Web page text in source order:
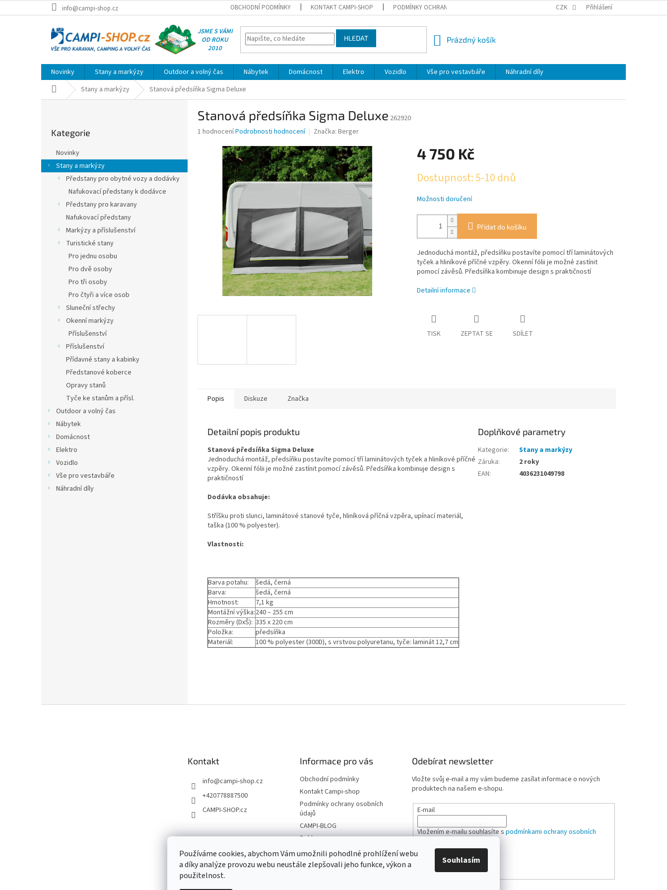
Používáme cookies, abychom Vám umožnili pohodlné prohlížení webu
a díky analýze provozu webu neustále zlepšovali jeho funkce, výkon a
použitelnost.
Souhlasím
na
info@campi-shop.cz OBCHODNÍ PODMÍNKY KONTAKT CAMPI-SHOP PODMÍNKY OCHRANY OSOBNÍCH ÚDAJŮ REKLAMACE
CZK Přihlášení
JSME S VÁMI
OD ROKU
2010
HLEDAT
NÁKUPNÍ
Prázdný košík
Novinky Stany a markýzy Outdoor a volný čas Nábytek Domácnost Elektro Vozidlo Vše pro vestavbáře
Náhradní díly
Domů Stany a markýzy Stanová předsíňka Sigma Deluxe
a
n
kategorie
Kategorie
Novinky
Stany a markýzy
Předstany pro obytné vozy a dodávky
Nafukovací předstany k dodávce
Předstany pro karavany
Nafukovací předstany
Markýzy a příslušenství
Turistické stany
Pro jednu osobu
Pro dvě osoby
Pro tři osoby
Pro čtyři a více osob
Sluneční střechy
Okenní markýzy
Příslušenství
Příslušenství
Přídavné stany a kabinky
Předstanové koberce
Opravy stanů
Tyče ke stanům a přísl.
Outdoor a volný čas
Nábytek
Domácnost
Elektro
Vozidlo
Vše pro vestavbáře
Náhradní díly
Stanová předsíňka Sigma Deluxe 262920
Průměrné
produktu
hvězdiček.
1 hodnoceníPodrobnosti hodnocení Značka: Berger
4 750 Kč
cena:
Dostupnost: 5-10 dnů
Možnosti doručení
Přidat do košíku
Jednoduchá montáž, předsíňku postavíte pomocí tří laminátových
tyček a hliníkové příčné vzpěry. Okenní fólii je možné zastínit
pomocí závěsů. Předsíňka kombinuje design s praktičností
Detailní informace
TISK ZEPTAT SE SDÍLET
Popis Diskuze Značka
Detailní popis produktu
Stanová předsíňka Sigma Deluxe
Jednoduchá montáž, předsíňku postavíte pomocí tří laminátových tyček a hliníkové příčné
vzpěry. Okenní fólii je možné zastínit pomocí závěsů. Předsíňka kombinuje design s
praktičností
Dodávka obsahuje:
Stříšku proti slunci, laminátové stanové tyče, hliníková příčná vzpěra, upínací materiál,
taška (100 % polyester).
Vlastnosti:
Barva potahu:
šedá, černá
Barva:
šedá, černá
Hmotnost:
7,1 kg
Montážní výška:240 – 255 cm
Rozměry (DxŠ): 335 x 220 cm
Položka:
předsíňka
Materiál:
100 % polyester (300D), s vrstvou polyuretanu, tyče: laminát 12,7 cm
Doplňkové parametry
Kategorie:
Stany a markýzy
Záruka:
2 roky
EAN: 4036231049798
Kontakt
info@campi-shop.cz
+420778887500
CAMPI-SHOP.cz
Informace pro vás
Obchodní podmínky
Kontakt Campi-shop
Podmínky ochrany osobních
údajů
CAMPI-BLOG
Reklamace
Vrácení zboží
Odebírat newsletter
Vložte svůj e-mail a my vám budeme zasílat informace o nových
produktech na našem e-shopu.
E-mail
Vložením e-mailu souhlasíte spodmínkami ochrany osobních
PŘIHLÁSIT SE